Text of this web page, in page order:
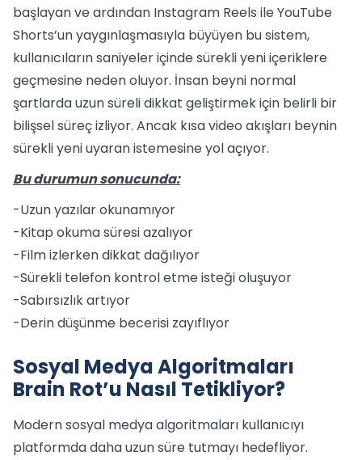
başlayan ve ardından Instagram Reels ile YouTube
Shorts’un yaygınlaşmasıyla büyüyen bu sistem,
kullanıcıların saniyeler içinde sürekli yeni içeriklere
geçmesine neden oluyor. İnsan beyni normal
şartlarda uzun süreli dikkat geliştirmek için belirli bir
bilişsel süreç izliyor. Ancak kısa video akışları beynin
sürekli yeni uyaran istemesine yol açıyor.
Bu durumun sonucunda:
-Uzun yazılar okunamıyor
-Kitap okuma süresi azalıyor
-Film izlerken dikkat dağılıyor
-Sürekli telefon kontrol etme isteği oluşuyor
-Sabırsızlık artıyor
-Derin düşünme becerisi zayıflıyor
Sosyal Medya Algoritmaları
Brain Rot’u Nasıl Tetikliyor?
Modern sosyal medya algoritmaları kullanıcıyı
platformda daha uzun süre tutmayı hedefliyor.